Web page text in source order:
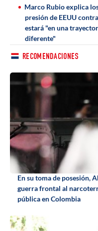
Marco Rubio explica
presión de EEUU
estará "en una
diferente"
RECOMENDACIONES
En su toma de posesión,
guerra frontal al
pública en Colombia